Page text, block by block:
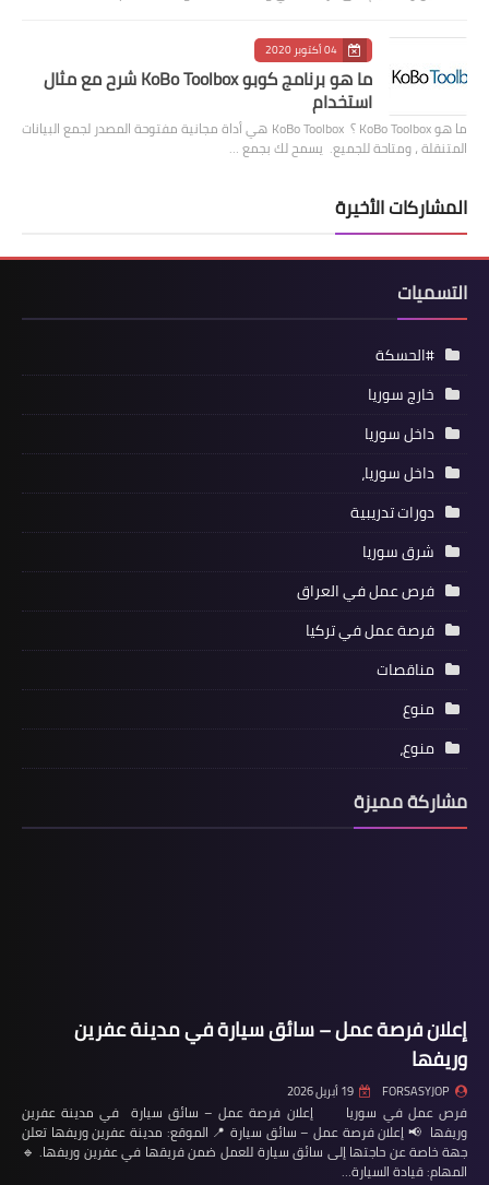
04 أكتوبر 2020
ما هو برنامج كوبو KoBo Toolbox شرح مع مثال
استخدام
ما هو KoBo Toolbox ؟ KoBo Toolbox هي أداة مجانية مفتوحة المصدر لجمع البيانات
المتنقلة ، ومتاحة للجميع. يسمح لك بجمع …
المشاركات الأخيرة
التسميات
#الحسكة
خارج سوريا
داخل سوريا
داخل سوريا،
دورات تدريبية
شرق سوريا
فرص عمل في العراق
فرصة عمل في تركيا
مناقصات
منوع
منوع،
مشاركة مميزة
إعلان فرصة عمل – سائق سيارة في مدينة عفرين
وريفها
FORSASYJOP 19 أبريل 2026
فرص عمل في سوريا إعلان فرصة عمل – سائق سيارة في مدينة عفرين
وريفها 📢 إعلان فرصة عمل – سائق سيارة 📍 الموقع: مدينة عفرين وريفها تعلن
جهة خاصة عن حاجتها إلى سائق سيارة للعمل ضمن فريقها في عفرين وريفها. 🔹
المهام: قيادة السيارة…